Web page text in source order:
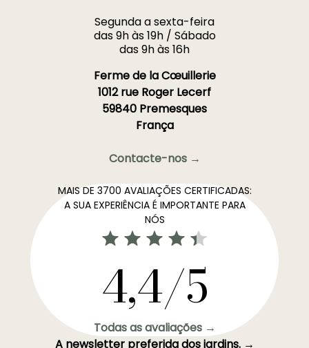
Segunda a sexta-feira
das 9h às 19h / Sábado
das 9h às 16h
Ferme de la Cœuillerie
1012 rue Roger Lecerf
59840 Premesques
França
Contacte-nos →
MAIS DE 3700 AVALIAÇÕES CERTIFICADAS:
A SUA EXPERIÊNCIA É IMPORTANTE PARA
NÓS
4,4/5
Todas as avaliações →
A newsletter preferida dos jardins. →